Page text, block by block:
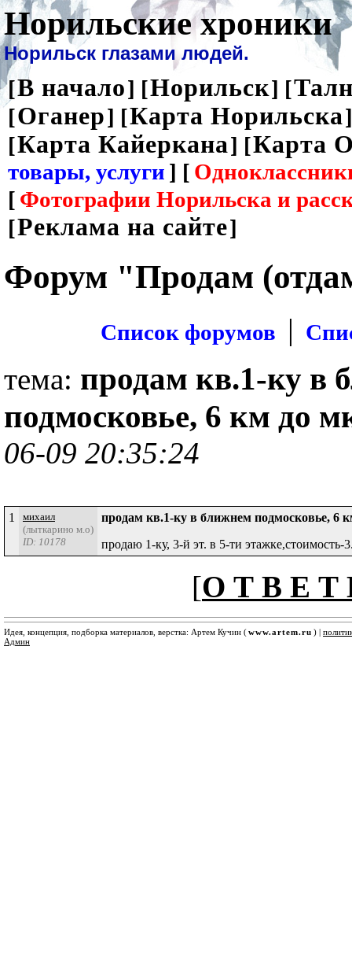
Норильские хроники
Норильск глазами людей.
[В начало] [Норильск] [
[Оганер] [Карта Норильска
[Карта Кайеркана] [Карта
товары, услуги ] [
[ Фотографии Норильска и
[Реклама на сайте]
Форум "Продам
Список форумов |
тема: продам кв.1-ку в
подмосковье, 6 км до
06-09 20:35:24
1
михаил
(лыткарино м.о)
ID: 10178
продам кв.1-ку в ближнем подмосковье, 6
продаю 1-ку, 3-й эт. в 5-ти
[О Т В Е Т
Идея, концепция, подборка материалов, верстка: Артем Кучин (www.artem.ru ) |
Админ